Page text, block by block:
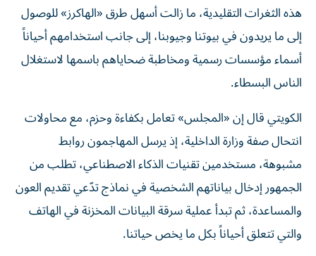
هذه الثغرات التقليدية، ما زالت أسهل طرق «الهاكرز» للوصول
إلى ما يريدون في بيوتنا وجيوبنا، إلى جانب استخدامهم أحياناً
أسماء مؤسسات رسمية ومخاطبة ضحاياهم باسمها لاستغلال
الناس البسطاء.
الكويتي قال إن «المجلس» تعامل بكفاءة وحزم، مع محاولات
انتحال صفة وزارة الداخلية، إذ يرسل المهاجمون روابط
مشبوهة، مستخدمين تقنيات الذكاء الاصطناعي، تطلب من
الجمهور إدخال بياناتهم الشخصية في نماذج تدّعي تقديم العون
والمساعدة، ثم تبدأ عملية سرقة البيانات المخزنة في الهاتف
والتي تتعلق أحياناً بكل ما يخص حياتنا.